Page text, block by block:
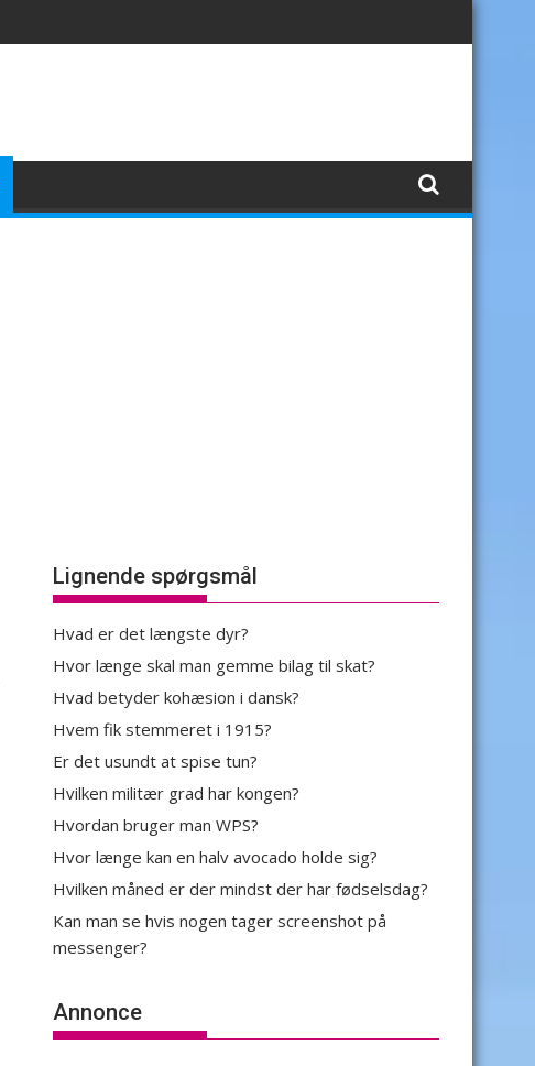
Lignende spørgsmål
Hvad er det længste dyr?
Hvor længe skal man gemme bilag til skat?
Hvad betyder kohæsion i dansk?
Hvem fik stemmeret i 1915?
Er det usundt at spise tun?
Hvilken militær grad har kongen?
Hvordan bruger man WPS?
Hvor længe kan en halv avocado holde sig?
Hvilken måned er der mindst der har fødselsdag?
Kan man se hvis nogen tager screenshot på
messenger?
Annonce